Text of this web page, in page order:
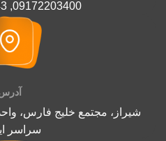
09172203400
,
سراسر